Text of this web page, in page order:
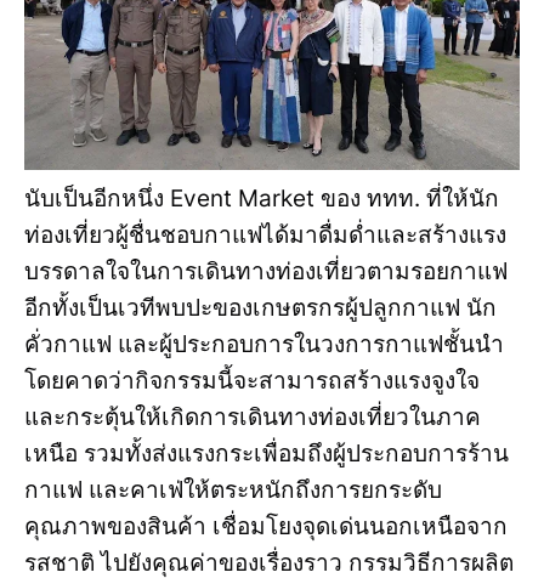
นับเป็นอีกหนึ่ง Event Market ของ ททท. ที่ให้นัก
ท่องเที่ยวผู้ชื่นชอบกาแฟได้มาดื่มด่ำและสร้างแรง
บรรดาลใจในการเดินทางท่องเที่ยวตามรอยกาแฟ
อีกทั้งเป็นเวทีพบปะของเกษตรกรผู้ปลูกกาแฟ นัก
คั่วกาแฟ และผู้ประกอบการในวงการกาแฟชั้นนำ
โดยคาดว่ากิจกรรมนี้จะสามารถสร้างแรงจูงใจ
และกระตุ้นให้เกิดการเดินทางท่องเที่ยวในภาค
เหนือ รวมทั้งส่งแรงกระเพื่อมถึงผู้ประกอบการร้าน
กาแฟ และคาเฟ่ให้ตระหนักถึงการยกระดับ
คุณภาพของสินค้า เชื่อมโยงจุดเด่นนอกเหนือจาก
รสชาติ ไปยังคุณค่าของเรื่องราว กรรมวิธีการผลิต